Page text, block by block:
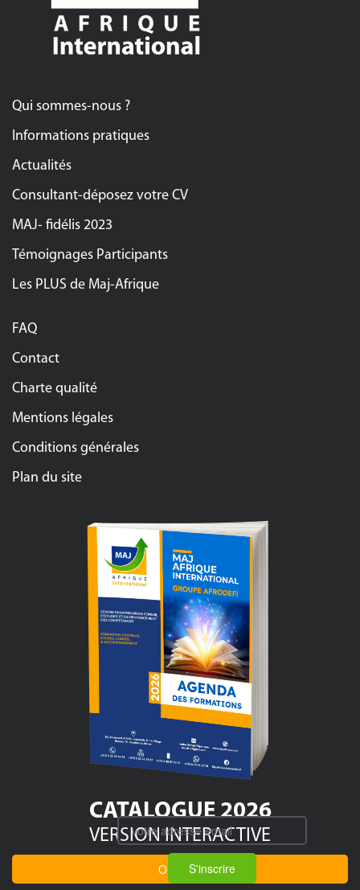
Qui sommes-nous ?
Informations pratiques
Actualités
Consultant-déposez votre CV
MAJ- fidélis 2023
Témoignages Participants
Les PLUS de Maj-Afrique
FAQ
Contact
Charte qualité
Mentions légales
Conditions générales
Plan du site
CATALOGUE 2026
VERSION INTERACTIVE
OUVRIRS'inscrire